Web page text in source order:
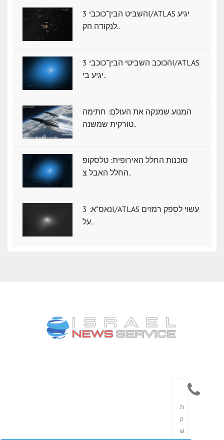
השביט הבין־כוכבי 3I/ATLAS יגיע
לנקודה הק..
הכוכב השביטי הבין־כוכבי 3I/ATLAS
יגיע בי..
המנוע שמנקה את העולם: חתימה
טורקית שמשנה..
סוכנות החלל האירופית: טלסקופ
החלל האבל צ..
נאס"א: ‏3I/ATLAS עשוי לספק רמזים
על..
תִ
ק
שׁ